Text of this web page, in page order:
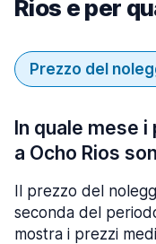
Rios e per
Prezzo del
In quale mese
a Ocho Rios
Il prezzo del
seconda del
mostra i prezzi